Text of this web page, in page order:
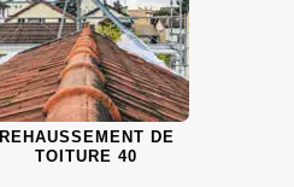
REHAUSSEMENT DE
TOITURE 40